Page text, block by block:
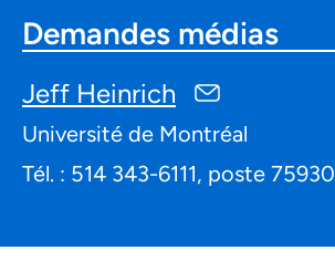
Demandes médias
Jeff Heinrich
Université de Montréal
Tél. : 514 343-6111, poste 75930